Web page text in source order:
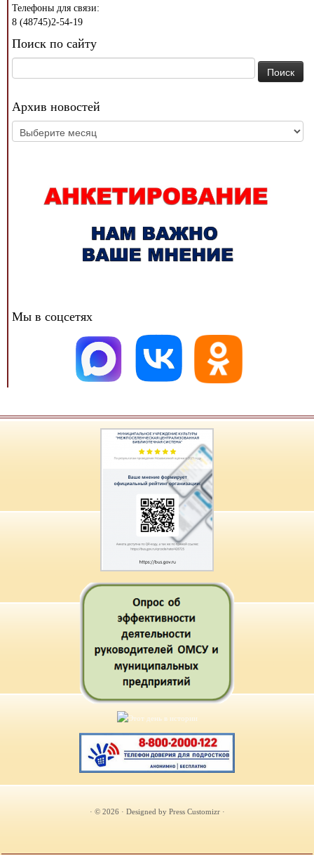
Телефоны для связи:
8 (48745)2-54-19
Поиск по сайту
Архив новостей
Архив
новостей
Мы в соцсетях
· © 2026 · Designed by Press Customizr·